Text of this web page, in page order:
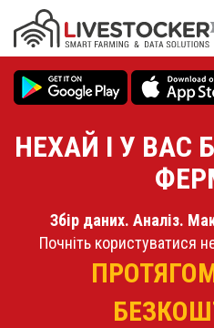
Перейти
до
основного
НЕХАЙ І У ВАС
Збір даних. Аналіз.
Почніть користуватися